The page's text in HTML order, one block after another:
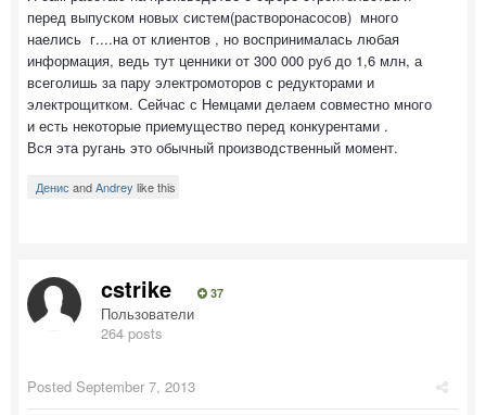
перед выпуском новых систем(растворонасосов) много
наелись г....на от клиентов , но воспринималась любая
информация, ведь тут ценники от 300 000 руб до 1,6 млн, а
всеголишь за пару электромоторов с редукторами и
электрощитком. Сейчас с Немцами делаем совместно много
и есть некоторые приемущество перед конкурентами .
Вся эта ругань это обычный производственный момент.
Денис andAndrey like this
cstrike 37
Пользователи
264 posts
Posted September 7, 2013